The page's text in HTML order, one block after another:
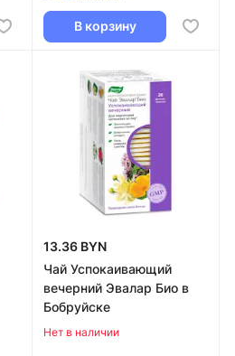
В корзину
13.36 BYN
Чай Успокаивающий
вечерний Эвалар Био в
Бобруйске
Нет в наличии